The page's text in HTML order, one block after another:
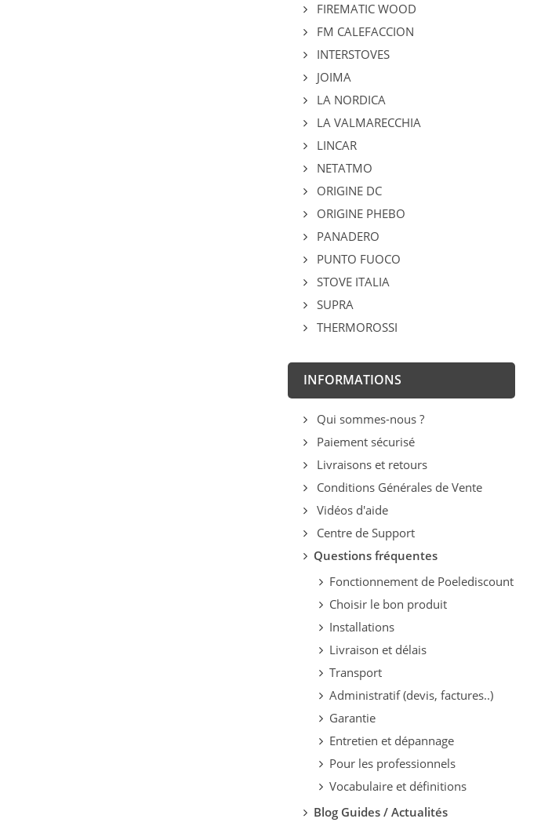
FIREMATIC WOOD
FM CALEFACCION
INTERSTOVES
JOIMA
LA NORDICA
LA VALMARECCHIA
LINCAR
NETATMO
ORIGINE DC
ORIGINE PHEBO
PANADERO
PUNTO FUOCO
STOVE ITALIA
SUPRA
THERMOROSSI
INFORMATIONS
Qui sommes-nous ?
Paiement sécurisé
Livraisons et retours
Conditions Générales de Vente
Vidéos d'aide
Centre de Support
Questions fréquentes
Fonctionnement de Poelediscount
Choisir le bon produit
Installations
Livraison et délais
Transport
Administratif (devis, factures..)
Garantie
Entretien et dépannage
Pour les professionnels
Vocabulaire et définitions
Blog Guides / Actualités